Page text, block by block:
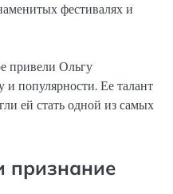
фестивалях и
привели Ольгу
популярности. Ее талант
ей стать одной из самых
признание